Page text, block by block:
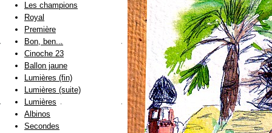
Les champions
Royal
Première
Bon, ben...
Cinoche 23
Ballon jaune
Lumières (fin)
Lumières (suite)
Lumières
Albinos
Secondes